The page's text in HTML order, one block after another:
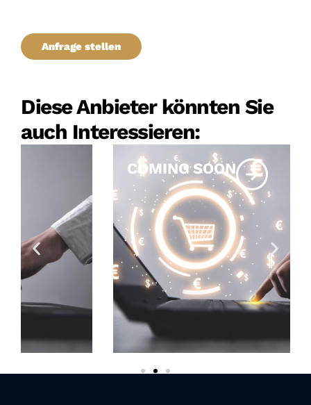
Anfrage stellen
Diese Anbieter könnten Sie
auch Interessieren:
COMING SOON